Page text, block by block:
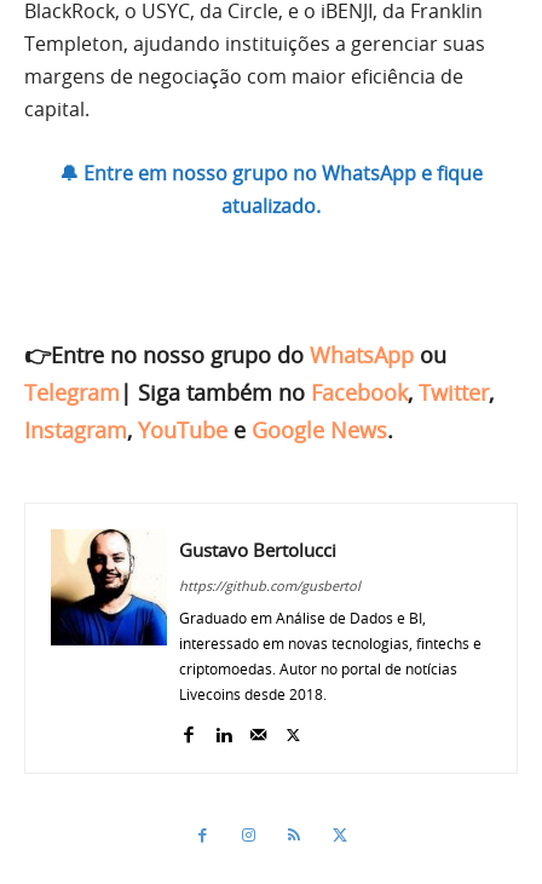
BlackRock, o USYC, da Circle, e o iBENJI, da Franklin
Templeton, ajudando instituições a gerenciar suas
margens de negociação com maior eficiência de
capital.
🔔 Entre em nosso grupo no WhatsApp e fique
atualizado.
👉Entre no nosso grupo do WhatsApp ou
Telegram | Siga também no Facebook, Twitter,
Instagram, YouTube e Google News.
Gustavo Bertolucci
https://github.com/gusbertol
Graduado em Análise de Dados e BI,
interessado em novas tecnologias, fintechs e
criptomoedas. Autor no portal de notícias
Livecoins desde 2018.